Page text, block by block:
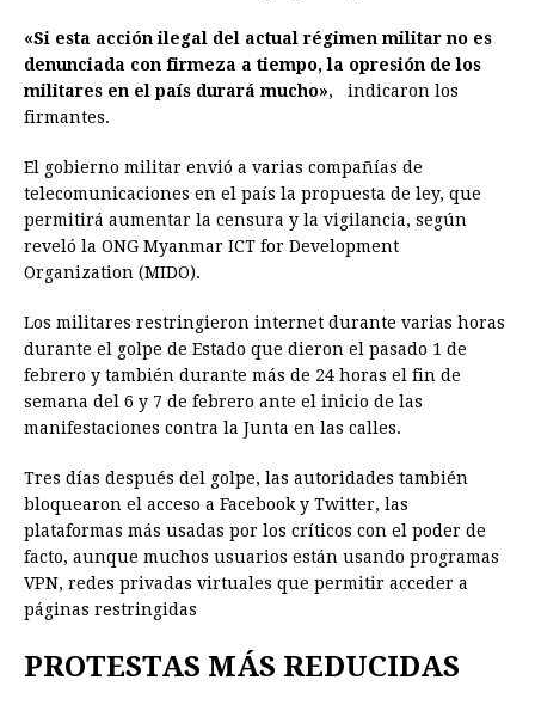
«Si esta acción ilegal del actual régimen militar no es
denunciada con firmeza a tiempo, la opresión de los
militares en el país durará mucho», indicaron los
firmantes.
El gobierno militar envió a varias compañías de
telecomunicaciones en el país la propuesta de ley, que
permitirá aumentar la censura y la vigilancia, según
reveló la ONG Myanmar ICT for Development
Organization (MIDO).
Los militares restringieron internet durante varias horas
durante el golpe de Estado que dieron el pasado 1 de
febrero y también durante más de 24 horas el fin de
semana del 6 y 7 de febrero ante el inicio de las
manifestaciones contra la Junta en las calles.
Tres días después del golpe, las autoridades también
bloquearon el acceso a Facebook y Twitter, las
plataformas más usadas por los críticos con el poder de
facto, aunque muchos usuarios están usando programas
VPN, redes privadas virtuales que permitir acceder a
páginas restringidas
PROTESTAS MÁS REDUCIDAS